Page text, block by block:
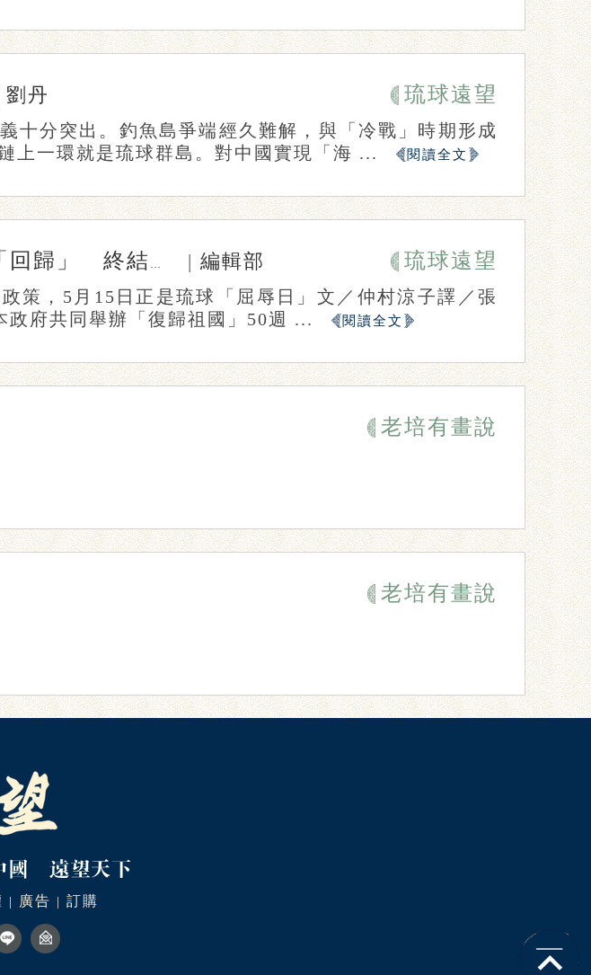
劉丹 琉球遠望
十分突出。釣魚島爭端經久難解，與「冷戰」時期形成
上一環就是琉球群島。對中國實現「海 ...
閱讀全文
琉球動態：重思琉球「回歸」 終結美日霸凌 | 編輯部 琉球遠望
策，5月15日正是琉球「屈辱日」文／仲村涼子譯／張
政府共同舉辦「復歸祖國」50週 ...
閱讀全文
老培有畫說
老培有畫說
| 廣告 | 訂購